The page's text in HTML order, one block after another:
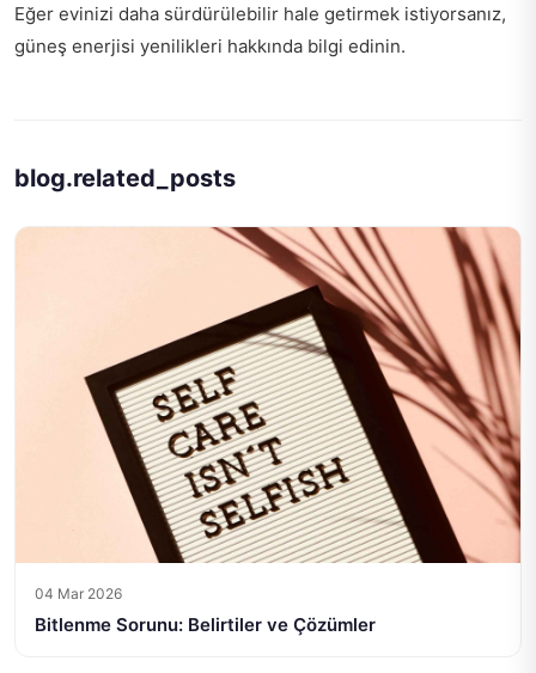
Eğer evinizi daha sürdürülebilir hale getirmek istiyorsanız,
güneş enerjisi yenilikleri hakkında bilgi edinin.
blog.related_posts
04 Mar 2026
Bitlenme Sorunu: Belirtiler ve Çözümler